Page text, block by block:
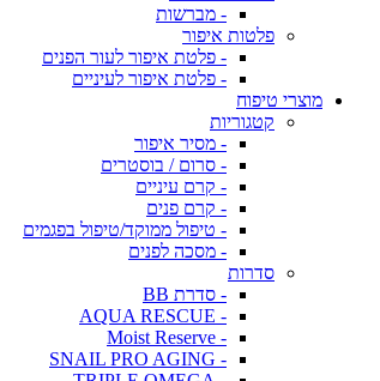
- מברשות
פלטות איפור
- פלטת איפור לעור הפנים
- פלטת איפור לעיניים
מוצרי טיפוח
קטגוריות
- מסיר איפור
- סרום / בוסטרים
- קרם עיניים
- קרם פנים
- טיפול ממוקד/טיפול בפגמים
- מסכה לפנים
סדרות
- סדרת BB
- AQUA RESCUE
- Moist Reserve
- SNAIL PRO AGING